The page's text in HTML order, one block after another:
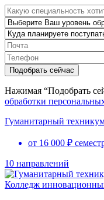
Нажимая “Подобрать
обработки
Гуманитарный
от 16 000 ₽
10 направлений
Колледж